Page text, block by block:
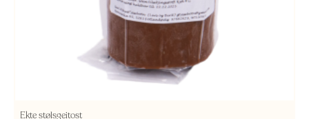
Ekte stølsgeitost